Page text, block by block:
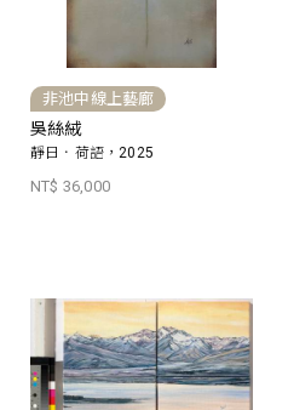
非池中線上藝廊
吳絲絨
靜日．荷語，2025
NT$ 36,000